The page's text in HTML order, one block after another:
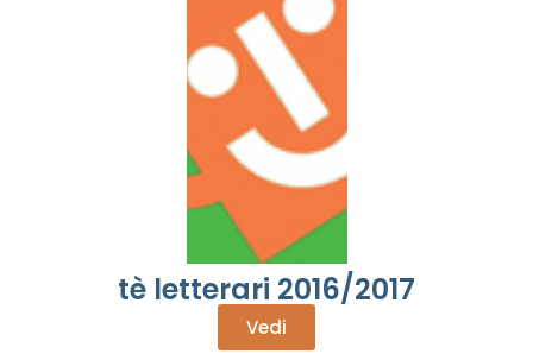
tè letterari 2016/2017
Vedi